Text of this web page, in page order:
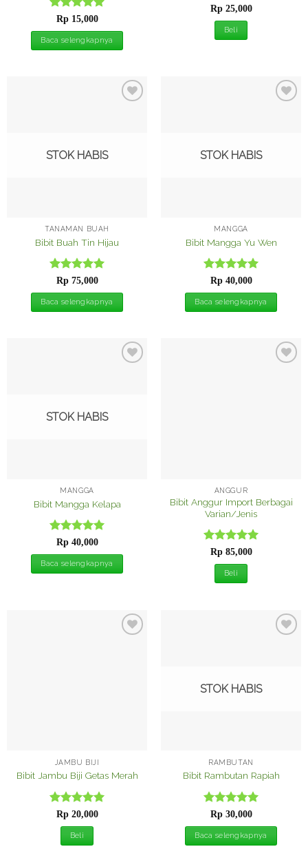
Dinilai5
dari 5
Rp15,000
Baca selengkapnya
Dinilai5
dari 5
Rp25,000
Beli
STOK HABIS
TANAMAN BUAH
Bibit Buah Tin Hijau
Dinilai5
dari 5
Rp75,000
Baca selengkapnya
STOK HABIS
MANGGA
Bibit Mangga Yu Wen
Dinilai5
dari 5
Rp40,000
Baca selengkapnya
STOK HABIS
MANGGA
Bibit Mangga Kelapa
Dinilai5
dari 5
Rp40,000
Baca selengkapnya
ANGGUR
Bibit Anggur Import Berbagai
Varian/Jenis
Dinilai5
dari 5
Rp85,000
Beli
JAMBU BIJI
Bibit Jambu Biji Getas Merah
Dinilai5
dari 5
Rp20,000
Beli
STOK HABIS
RAMBUTAN
Bibit Rambutan Rapiah
Dinilai5
dari 5
Rp30,000
Baca selengkapnya